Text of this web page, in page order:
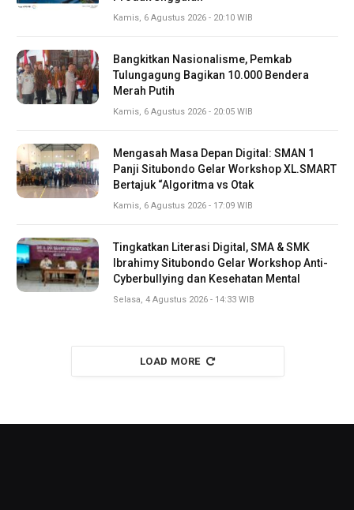
Kamis, 6 Agustus 2026 - 20:10 WIB
Bangkitkan Nasionalisme, Pemkab
Tulungagung Bagikan 10.000 Bendera
Merah Putih
Kamis, 6 Agustus 2026 - 20:05 WIB
Mengasah Masa Depan Digital: SMAN 1
Panji Situbondo Gelar Workshop XL.SMART
Bertajuk “Algoritma vs Otak
Kamis, 6 Agustus 2026 - 17:09 WIB
Tingkatkan Literasi Digital, SMA & SMK
Ibrahimy Situbondo Gelar Workshop Anti-
Cyberbullying dan Kesehatan Mental
Selasa, 4 Agustus 2026 - 14:33 WIB
LOAD MORE